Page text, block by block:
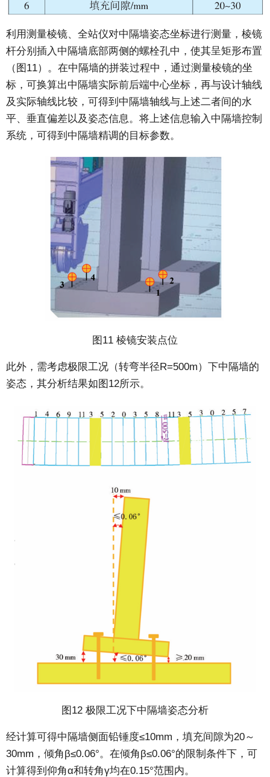
利用测量棱镜、全站仪对中隔墙姿态坐标进行测量，棱镜
杆分别插入中隔墙底部两侧的螺栓孔中，使其呈矩形布置
（图11）。在中隔墙的拼装过程中，通过测量棱镜的坐
标，可换算出中隔墙实际前后端中心坐标，再与设计轴线
及实际轴线比较，可得到中隔墙轴线与上述二者间的水
平、垂直偏差以及姿态信息。将上述信息输入中隔墙控制
系统，可得到中隔墙精调的目标参数。
图11 棱镜安装点位
此外，需考虑极限工况（转弯半径R=500m）下中隔墙的
姿态，其分析结果如图12所示。
图12 极限工况下中隔墙姿态分析
经计算可得中隔墙侧面铅锤度≤10mm，填充间隙为20～
30mm，倾角β≤0.06°。在倾角β≤0.06°的限制条件下，可
计算得到仰角α和转角γ均在0.15°范围内。